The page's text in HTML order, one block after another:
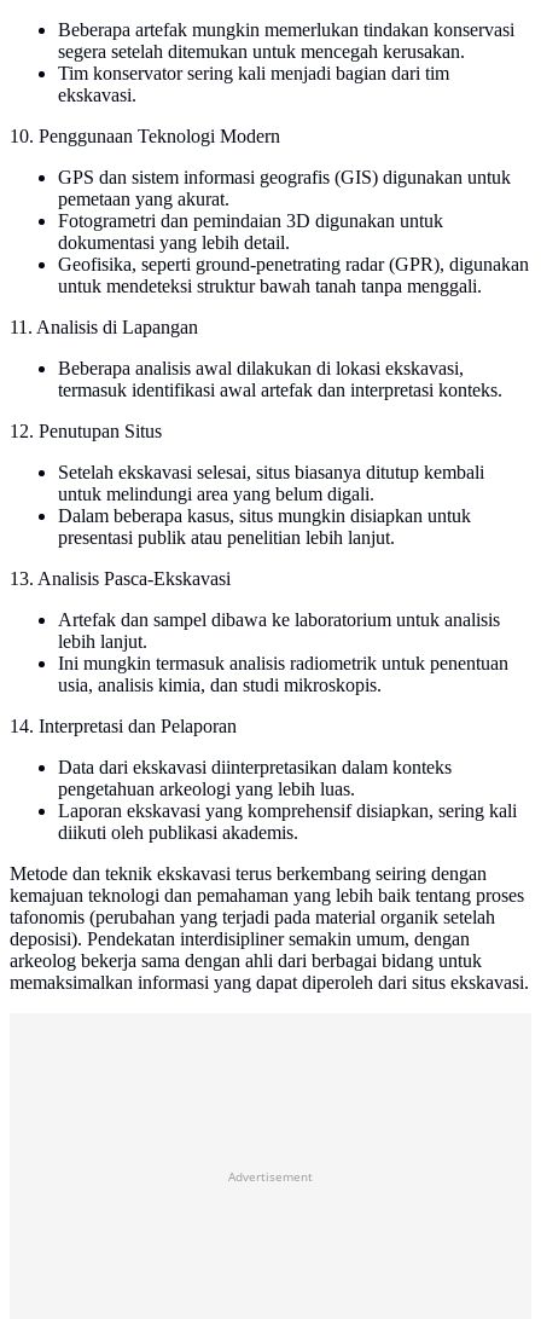
Beberapa artefak mungkin memerlukan tindakan konservasi
segera setelah ditemukan untuk mencegah kerusakan.
Tim konservator sering kali menjadi bagian dari tim
ekskavasi.
10. Penggunaan Teknologi Modern
GPS dan sistem informasi geografis (GIS) digunakan untuk
pemetaan yang akurat.
Fotogrametri dan pemindaian 3D digunakan untuk
dokumentasi yang lebih detail.
Geofisika, seperti ground-penetrating radar (GPR), digunakan
untuk mendeteksi struktur bawah tanah tanpa menggali.
11. Analisis di Lapangan
Beberapa analisis awal dilakukan di lokasi ekskavasi,
termasuk identifikasi awal artefak dan interpretasi konteks.
12. Penutupan Situs
Setelah ekskavasi selesai, situs biasanya ditutup kembali
untuk melindungi area yang belum digali.
Dalam beberapa kasus, situs mungkin disiapkan untuk
presentasi publik atau penelitian lebih lanjut.
13. Analisis Pasca-Ekskavasi
Artefak dan sampel dibawa ke laboratorium untuk analisis
lebih lanjut.
Ini mungkin termasuk analisis radiometrik untuk penentuan
usia, analisis kimia, dan studi mikroskopis.
14. Interpretasi dan Pelaporan
Data dari ekskavasi diinterpretasikan dalam konteks
pengetahuan arkeologi yang lebih luas.
Laporan ekskavasi yang komprehensif disiapkan, sering kali
diikuti oleh publikasi akademis.
Metode dan teknik ekskavasi terus berkembang seiring dengan
kemajuan teknologi dan pemahaman yang lebih baik tentang proses
tafonomis (perubahan yang terjadi pada material organik setelah
deposisi). Pendekatan interdisipliner semakin umum, dengan
arkeolog bekerja sama dengan ahli dari berbagai bidang untuk
memaksimalkan informasi yang dapat diperoleh dari situs ekskavasi.
Advertisement